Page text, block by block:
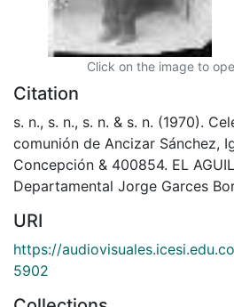
Click on the image to
Citation
s. n., s. n., s. n. & s. n. (1970).
comunión de Ancizar Sánchez,
Concepción & 400854. EL
Departamental Jorge Garces
URI
https://
5902